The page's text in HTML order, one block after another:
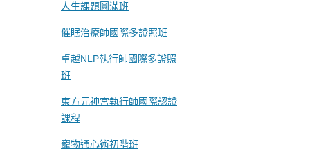
人生課題圓滿班
催眠治療師國際多證照班
卓越NLP執行師國際多證照
班
東方元神宮執行師國際認證
課程
寵物通心術初階班